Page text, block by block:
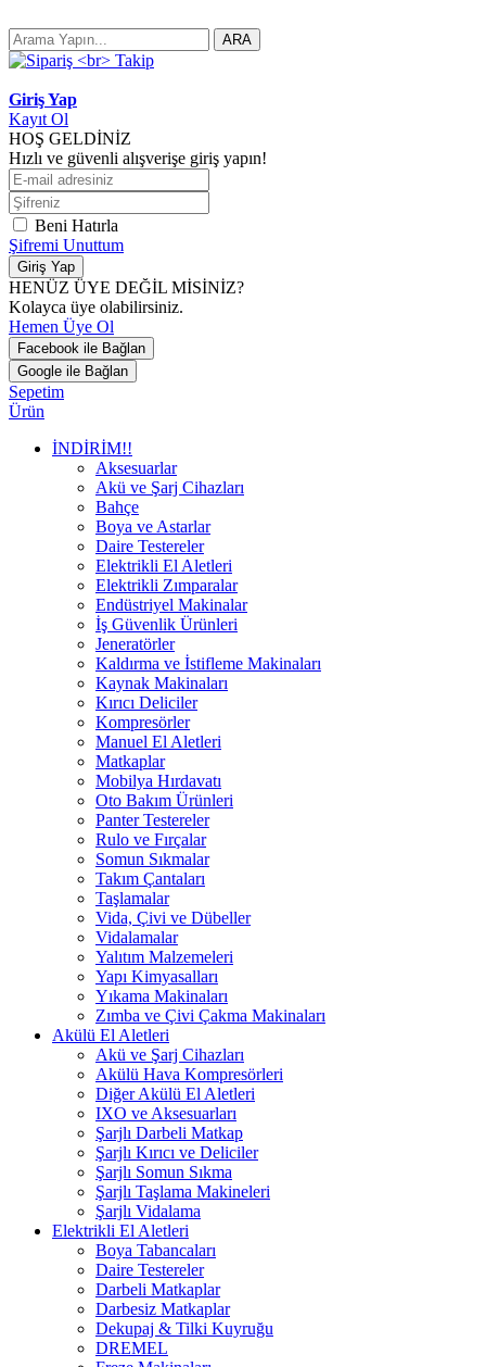
ARA
Giriş Yap
Kayıt Ol
HOŞ GELDİNİZ
Hızlı ve güvenli alışverişe giriş yapın!
Beni Hatırla
Şifremi Unuttum
Giriş Yap
HENÜZ ÜYE DEĞİL MİSİNİZ?
Kolayca üye olabilirsiniz.
Hemen Üye Ol
Facebook ile Bağlan
Google ile Bağlan
Sepetim
Ürün
İNDİRİM!!
Aksesuarlar
Akü ve Şarj Cihazları
Bahçe
Boya ve Astarlar
Daire Testereler
Elektrikli El Aletleri
Elektrikli Zımparalar
Endüstriyel Makinalar
İş Güvenlik Ürünleri
Jeneratörler
Kaldırma ve İstifleme Makinaları
Kaynak Makinaları
Kırıcı Deliciler
Kompresörler
Manuel El Aletleri
Matkaplar
Mobilya Hırdavatı
Oto Bakım Ürünleri
Panter Testereler
Rulo ve Fırçalar
Somun Sıkmalar
Takım Çantaları
Taşlamalar
Vida, Çivi ve Dübeller
Vidalamalar
Yalıtım Malzemeleri
Yapı Kimyasalları
Yıkama Makinaları
Zımba ve Çivi Çakma Makinaları
Akülü El Aletleri
Akü ve Şarj Cihazları
Akülü Hava Kompresörleri
Diğer Akülü El Aletleri
IXO ve Aksesuarları
Şarjlı Darbeli Matkap
Şarjlı Kırıcı ve Deliciler
Şarjlı Somun Sıkma
Şarjlı Taşlama Makineleri
Şarjlı Vidalama
Elektrikli El Aletleri
Boya Tabancaları
Daire Testereler
Darbeli Matkaplar
Darbesiz Matkaplar
Dekupaj & Tilki Kuyruğu
DREMEL